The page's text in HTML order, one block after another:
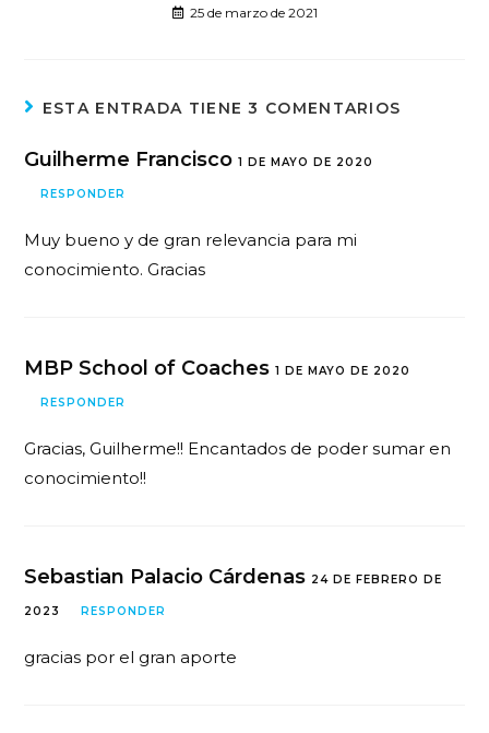
25 de marzo de 2021
ESTA ENTRADA TIENE 3 COMENTARIOS
Guilherme Francisco1 DE MAYO DE 2020
RESPONDER
Muy bueno y de gran relevancia para mi
conocimiento. Gracias
MBP School of Coaches1 DE MAYO DE 2020
RESPONDER
Gracias, Guilherme!! Encantados de poder sumar en
conocimiento!!
Sebastian Palacio Cárdenas 24 DE FEBRERO DE
2023 RESPONDER
gracias por el gran aporte